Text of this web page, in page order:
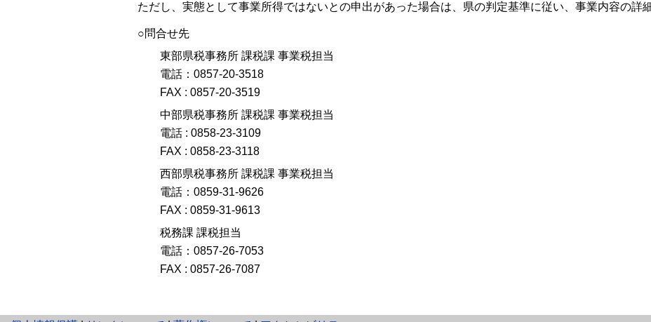
ただし、実態として事業所得ではないとの申出があった場合は、県の判定基準に従い、事業内容の詳
○問合せ先
東部県税事務所 課税課 事業税担当
電話：0857-20-3518
FAX : 0857-20-3519
中部県税事務所 課税課 事業税担当
電話 : 0858-23-3109
FAX : 0858-23-3118
西部県税事務所 課税課 事業税担当
電話：0859-31-9626
FAX : 0859-31-9613
税務課 課税担当
電話：0857-26-7053
FAX : 0857-26-7087